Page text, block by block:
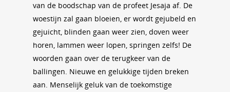
van de boodschap van de profeet Jesaja af. De
woestijn zal gaan bloeien, er wordt gejubeld en
gejuicht, blinden gaan weer zien, doven weer
horen, lammen weer lopen, springen zelfs! De
woorden gaan over de terugkeer van de
ballingen. Nieuwe en gelukkige tijden breken
aan. Menselijk geluk van de toekomstige